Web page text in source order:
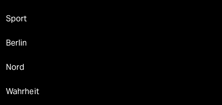
Sport
Berlin
Nord
Wahrheit